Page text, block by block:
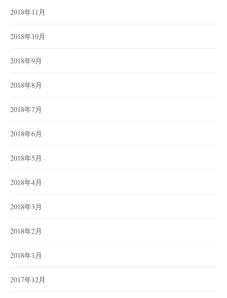
2018年11月
2018年10月
2018年9月
2018年8月
2018年7月
2018年6月
2018年5月
2018年4月
2018年3月
2018年2月
2018年1月
2017年12月